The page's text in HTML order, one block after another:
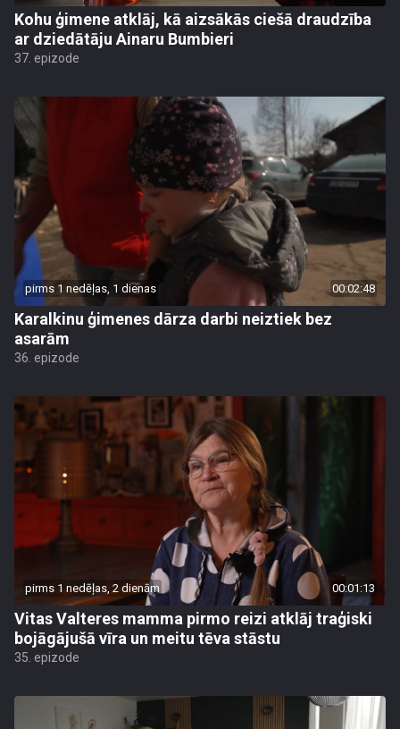
Kohu ģimene atklāj, kā aizsākās ciešā draudzība
ar dziedātāju Ainaru Bumbieri
37. epizode
pirms 1 nedēļas, 1 dienas 00:02:48
Karalkinu ģimenes dārza darbi neiztiek bez
asarām
36. epizode
pirms 1 nedēļas, 2 dienām 00:01:13
Vitas Valteres mamma pirmo reizi atklāj traģiski
bojāgājušā vīra un meitu tēva stāstu
35. epizode